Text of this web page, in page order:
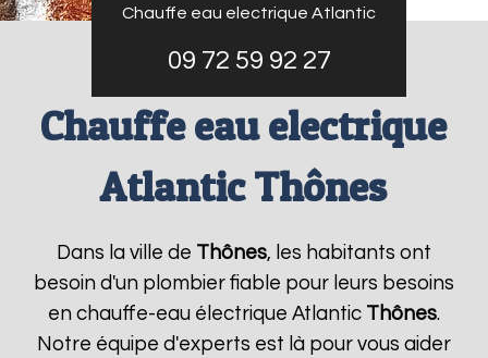
Chauffe eau electrique Atlantic
09 72 59 92 27
Chauffe eau electrique
Atlantic Thônes
Dans la ville de Thônes, les habitants ont
besoin d'un plombier fiable pour leurs besoins
en chauffe-eau électrique Atlantic Thônes.
Notre équipe d'experts est là pour vous aider